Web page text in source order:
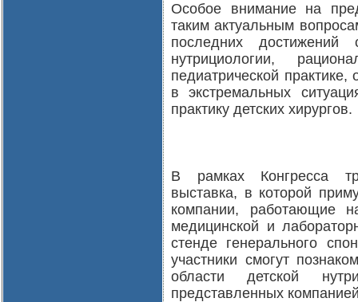
Особое внимание на
таким актуальным
последних достижений
нутрициологии,
педиатрической
в экстремальных
практику детских хирургов.
В рамках Конгресса
выставка, в которой
компании, работающие
медицинской и
стенде генерального
участники смогут
области детской
представленных